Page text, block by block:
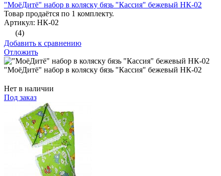
"МоёДитё" набор в коляску бязь "Кассия" бежевый НК-02
Товар продаётся по 1 комплекту.
Артикул: НК-02
(4)
Добавить к сравнению
Отложить
"МоёДитё" набор в коляску бязь "Кассия" бежевый НК-02
Нет в наличии
Под заказ